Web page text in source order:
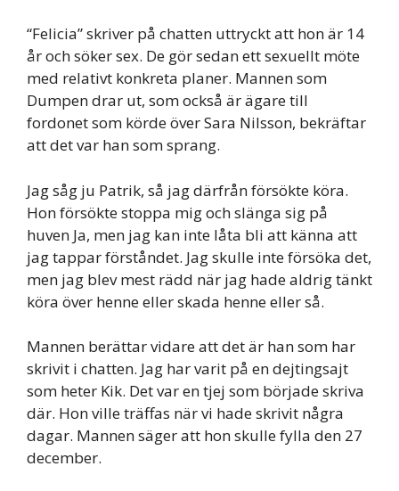
“Felicia” skriver på chatten uttryckt att hon är 14
år och söker sex. De gör sedan ett sexuellt möte
med relativt konkreta planer. Mannen som
Dumpen drar ut, som också är ägare till
fordonet som körde över Sara Nilsson, bekräftar
att det var han som sprang.
Jag såg ju Patrik, så jag därfrån försökte köra.
Hon försökte stoppa mig och slänga sig på
huven Ja, men jag kan inte låta bli att känna att
jag tappar förståndet. Jag skulle inte försöka det,
men jag blev mest rädd när jag hade aldrig tänkt
köra över henne eller skada henne eller så.
Mannen berättar vidare att det är han som har
skrivit i chatten. Jag har varit på en dejtingsajt
som heter Kik. Det var en tjej som började skriva
där. Hon ville träffas när vi hade skrivit några
dagar. Mannen säger att hon skulle fylla den 27
december.